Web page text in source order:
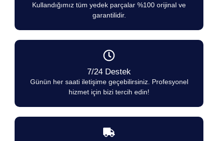
Kullandığımız tüm yedek parçalar %100 orijinal ve
garantilidir.
7/24 Destek
Günün her saati iletişime geçebilirsiniz. Profesyonel
hizmet için bizi tercih edin!